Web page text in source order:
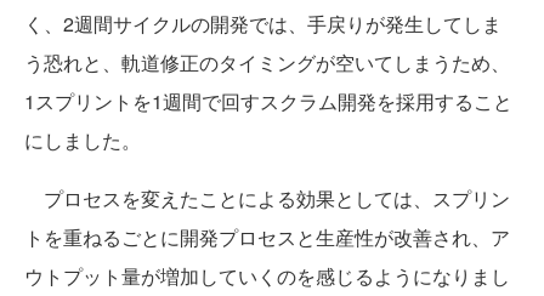
く、2週間サイクルの開発では、手戻りが発生してしま
う恐れと、軌道修正のタイミングが空いてしまうため、
1スプリントを1週間で回すスクラム開発を採用すること
にしました。
プロセスを変えたことによる効果としては、スプリン
トを重ねるごとに開発プロセスと生産性が改善され、ア
ウトプット量が増加していくのを感じるようになりまし